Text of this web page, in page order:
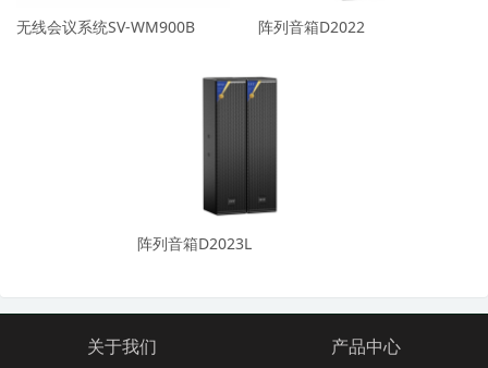
无线会议系统SV-WM900B 阵列音箱D2022
阵列音箱D2023L
关于我们 产品中心